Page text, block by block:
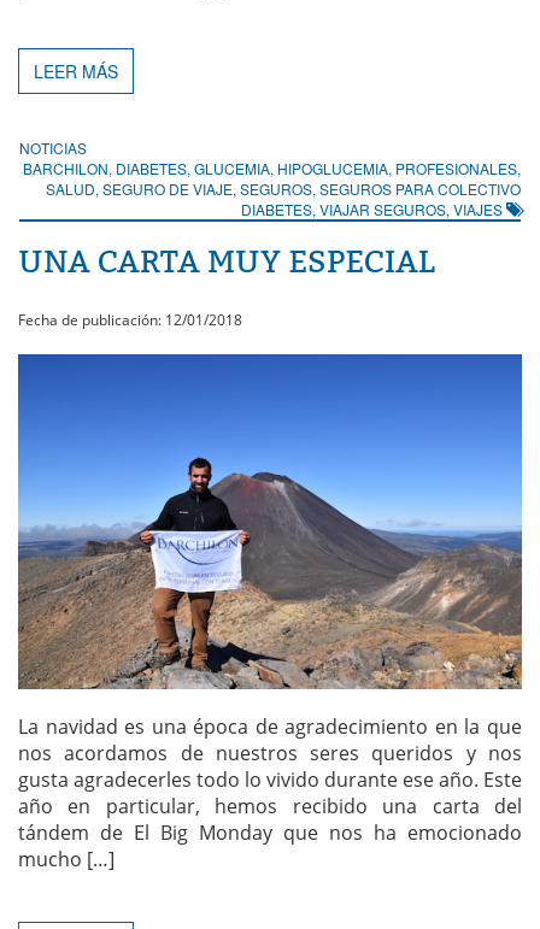
LEER MÁS
NOTICIAS
BARCHILON, DIABETES, GLUCEMIA, HIPOGLUCEMIA, PROFESIONALES,
SALUD, SEGURO DE VIAJE, SEGUROS, SEGUROS PARA COLECTIVO
DIABETES, VIAJAR SEGUROS, VIAJES
UNA CARTA MUY ESPECIAL
Fecha de publicación: 12/01/2018
La navidad es una época de agradecimiento en la que
nos acordamos de nuestros seres queridos y nos
gusta agradecerles todo lo vivido durante ese año. Este
año en particular, hemos recibido una carta del
tándem de El Big Monday que nos ha emocionado
mucho […]